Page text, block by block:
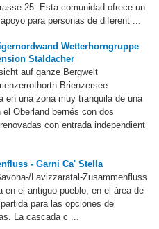
25. Esta comunidad ofrece un
para personas de diferent ...
Wetterhorngruppe
Staldacher
auf ganze Bergwelt
Brienzersee
en una zona muy tranquila de una
Oberland bernés con dos
con entrada independient
- Garni Ca' Stella
Lavizzaratal-Zusammenfluss
el antiguo pueblo, en el área de
para las opciones de
La cascada c ...